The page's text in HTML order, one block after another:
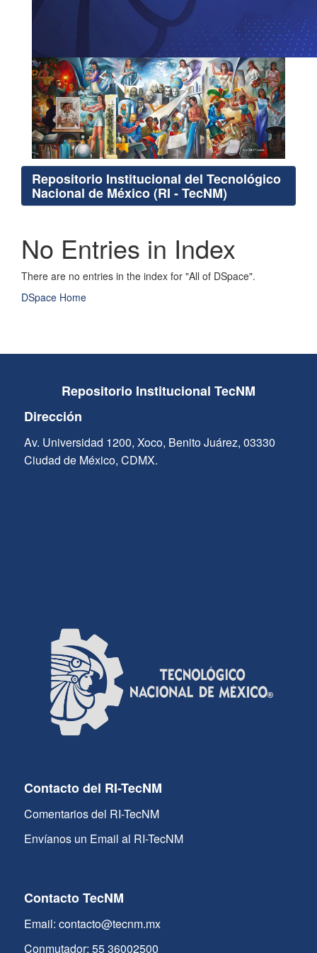
Repositorio Institucional del Tecnológico
Nacional de México (RI - TecNM)
No Entries in Index
There are no entries in the index for "All of DSpace".
DSpace Home
Repositorio Institucional TecNM
Dirección
Av. Universidad 1200, Xoco, Benito Juárez, 03330
Ciudad de México, CDMX.
Contacto del RI-TecNM
Comentarios del RI-TecNM
Envíanos un Email al RI-TecNM
Contacto TecNM
Email: contacto@tecnm.mx
Conmutador: 55 36002500